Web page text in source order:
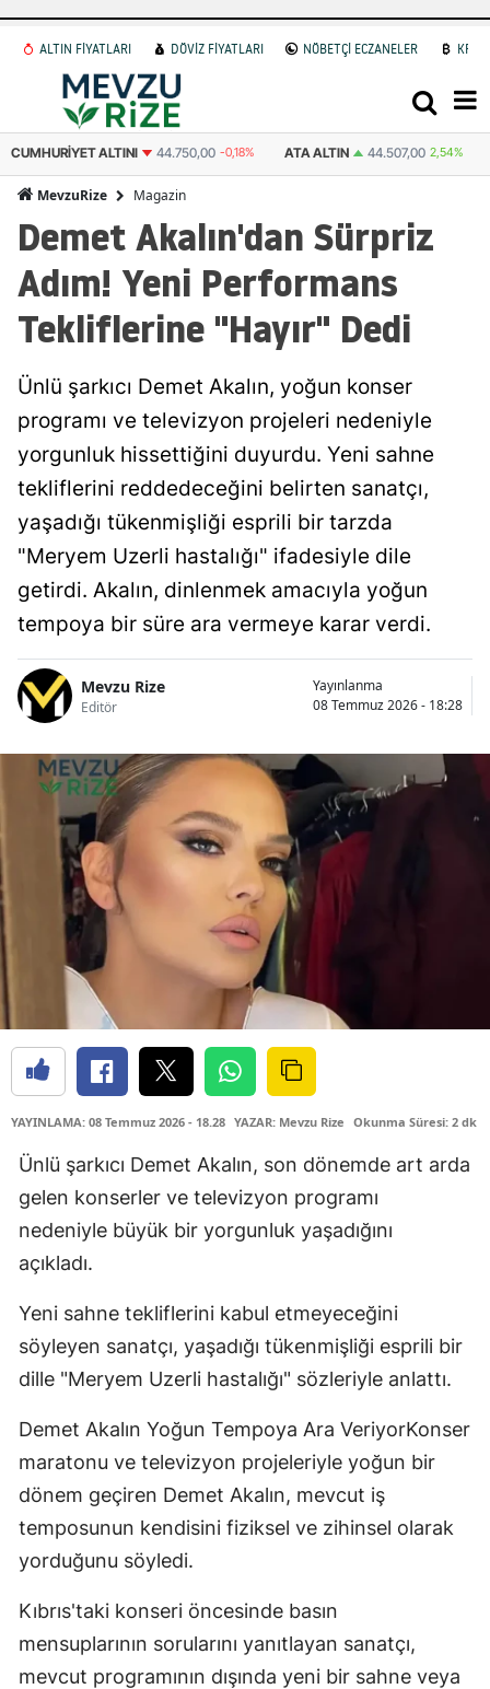
ALTIN FİYATLARI DÖVİZ FİYATLARI NÖBETÇİ ECZANELER
CUMHURIYET ALTINI 44.750,00 -0,18% ATA ALTIN 44.507,00 2,54%
MevzuRize Magazin
Demet Akalın'dan Sürpriz
Adım! Yeni Performans
Tekliflerine "Hayır" Dedi
Ünlü şarkıcı Demet Akalın, yoğun konser
programı ve televizyon projeleri nedeniyle
yorgunluk hissettiğini duyurdu. Yeni sahne
tekliflerini reddedeceğini belirten sanatçı,
yaşadığı tükenmişliği esprili bir tarzda
"Meryem Uzerli hastalığı" ifadesiyle dile
getirdi. Akalın, dinlenmek amacıyla yoğun
tempoya bir süre ara vermeye karar verdi.
Mevzu Rize
Editör
Yayınlanma
08 Temmuz 2026 - 18:28
YAYINLAMA: 08 Temmuz 2026 - 18.28 YAZAR: Mevzu Rize Okunma Süresi: 2 dk
Ünlü şarkıcı Demet Akalın, son dönemde art arda
gelen konserler ve televizyon programı
nedeniyle büyük bir yorgunluk yaşadığını
açıkladı.
Yeni sahne tekliflerini kabul etmeyeceğini
söyleyen sanatçı, yaşadığı tükenmişliği esprili bir
dille "Meryem Uzerli hastalığı" sözleriyle anlattı.
Demet Akalın Yoğun Tempoya Ara VeriyorKonser
maratonu ve televizyon projeleriyle yoğun bir
dönem geçiren Demet Akalın, mevcut iş
temposunun kendisini fiziksel ve zihinsel olarak
yorduğunu söyledi.
Kıbrıs'taki konseri öncesinde basın
mensuplarının sorularını yanıtlayan sanatçı,
mevcut programının dışında yeni bir sahne veya